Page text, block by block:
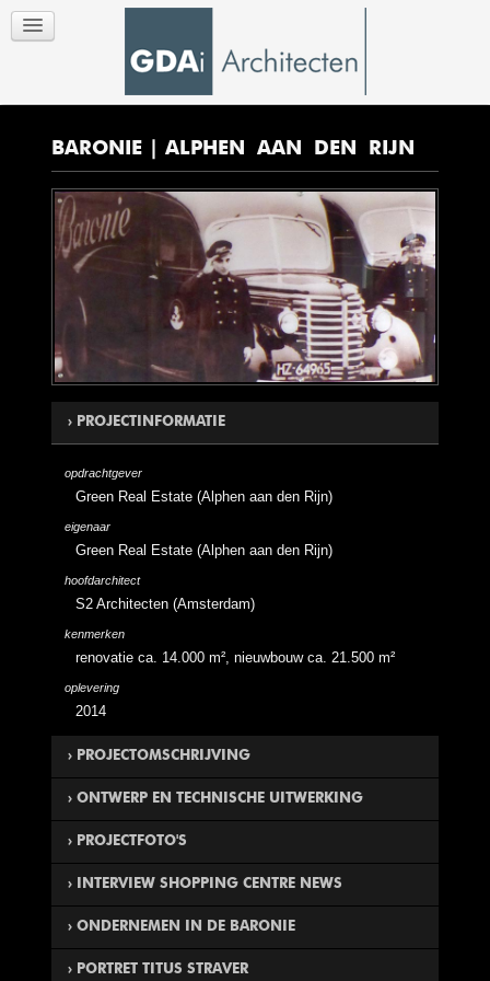
BARONIE | ALPHEN AAN DEN RIJN
PROJECTINFORMATIE
opdrachtgever
Green Real Estate (Alphen aan den Rijn)
eigenaar
Green Real Estate (Alphen aan den Rijn)
hoofdarchitect
S2 Architecten (Amsterdam)
kenmerken
renovatie ca. 14.000 m², nieuwbouw ca. 21.500 m²
oplevering
2014
PROJECTOMSCHRIJVING
GDAi Architecten heeft bij de Baronie een duidelijk
herkenbaar thema doorgevoerd, 'chocolade'. Deze -
voorheen - chocoladefabriek heeft de nieuwe
geheel gerestaureerde 'oude' fabriekshal waar naast retail
en kantoren ook een Fitnesscentrum is gehuisvest. Het
tweede bouwblok is volledige nieuwbouw dat naast retail
ONTWERP EN TECHNISCHE UITWERKING
PROJECTFOTO'S
INTERVIEW SHOPPING CENTRE NEWS
19 september 2013 was er een bijeenkomst
georganiseerd doorParkeer Netwerk Nederlandop
locatie. Shopping Centre News
ONDERNEMEN IN DE BARONIE
Deze video geeft een impressie van de nieuwe huurders
PORTRET TITUS STRAVER